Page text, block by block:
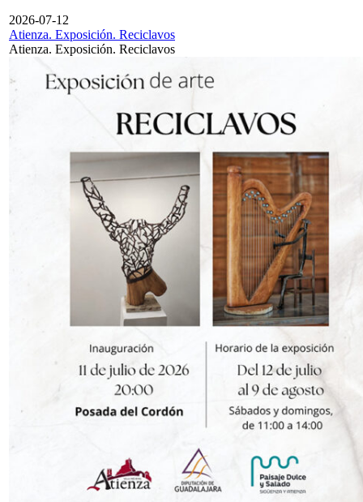
2026-07-12
Atienza. Exposición. Reciclavos
Atienza. Exposición. Reciclavos